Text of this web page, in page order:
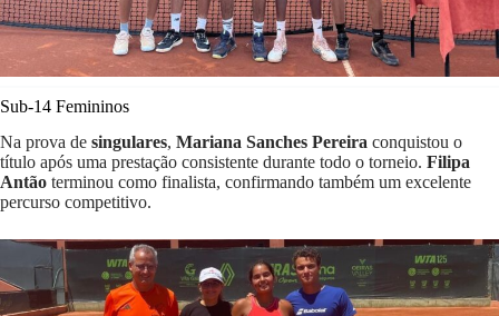
Sub-14 Femininos
Na prova de singulares, Mariana Sanches Pereira conquistou o
título após uma prestação consistente durante todo o torneio. Filipa
Antão terminou como finalista, confirmando também um excelente
percurso competitivo.